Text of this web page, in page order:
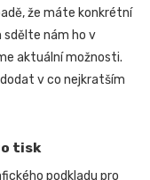
že máte konkrétní
nám ho v
aktuální možnosti.
v co nejkratším
tisk
podkladu pro